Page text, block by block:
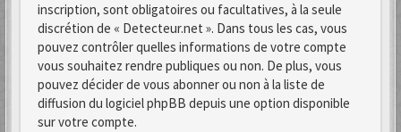
inscription, sont obligatoires ou facultatives, à la seule
discrétion de « Detecteur.net ». Dans tous les cas, vous
pouvez contrôler quelles informations de votre compte
vous souhaitez rendre publiques ou non. De plus, vous
pouvez décider de vous abonner ou non à la liste de
diffusion du logiciel phpBB depuis une option disponible
sur votre compte.